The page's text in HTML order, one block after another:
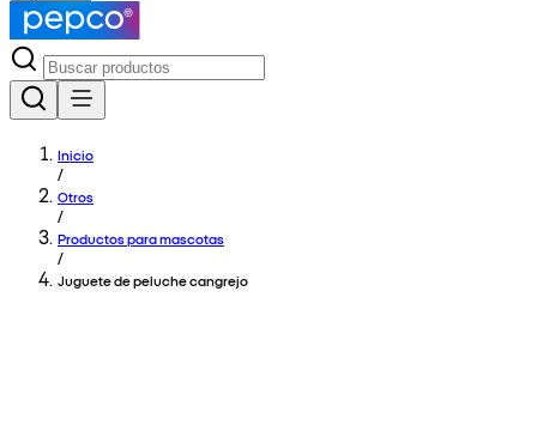
Inicio
/
Otros
/
Productos para mascotas
/
Juguete de peluche cangrejo